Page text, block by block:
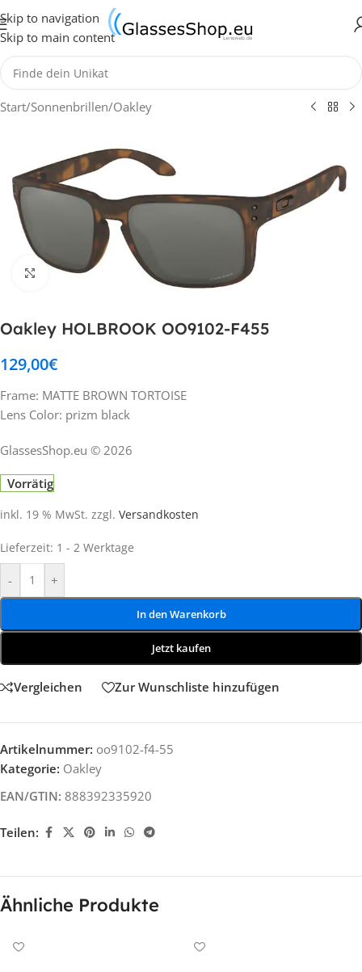
Skip to navigation
Skip to main content
Start/Sonnenbrillen/Oakley
Klick zum Vergrößern
Oakley HOLBROOK OO9102-F455
129,00€
Frame: MATTE BROWN TORTOISE
Lens Color: prizm black
GlassesShop.eu © 2026
Vorrätig
inkl. 19 % MwSt. zzgl. Versandkosten
Lieferzeit: 1 - 2 Werktage
- +
In den Warenkorb
Jetzt kaufen
Vergleichen Zur Wunschliste hinzufügen
Artikelnummer: oo9102-f4-55
Kategorie: Oakley
EAN/GTIN: 888392335920
Teilen:
Ähnliche Produkte